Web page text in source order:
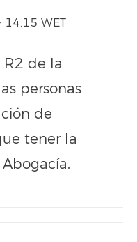
WET
de la
personas
de
tener la